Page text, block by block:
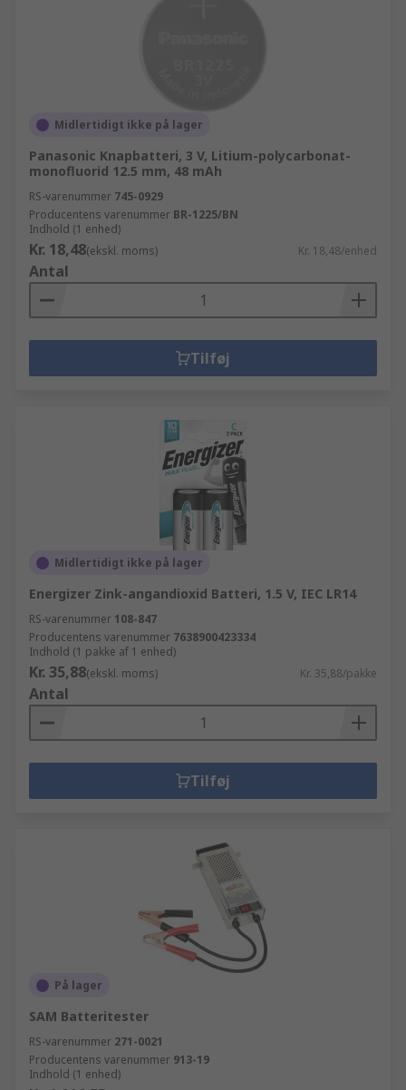
Midlertidigt ikke på lager
Panasonic Knapbatteri, 3 V, Litium-polycarbonat-
monofluorid 12.5 mm, 48 mAh
RS-varenummer 745-0929
Producentens varenummer BR-1225/BN
Indhold (1 enhed)
Kr. 18,48(ekskl. moms) Kr. 18,48/enhed
Antal
Tilføj
Midlertidigt ikke på lager
Energizer Zink-angandioxid Batteri, 1.5 V, IEC LR14
RS-varenummer 108-847
Producentens varenummer 7638900423334
Indhold (1 pakke af 1 enhed)
Kr. 35,88(ekskl. moms) Kr. 35,88/pakke
Antal
Tilføj
På lager
SAM Batteritester
RS-varenummer 271-0021
Producentens varenummer 913-19
Indhold (1 enhed)